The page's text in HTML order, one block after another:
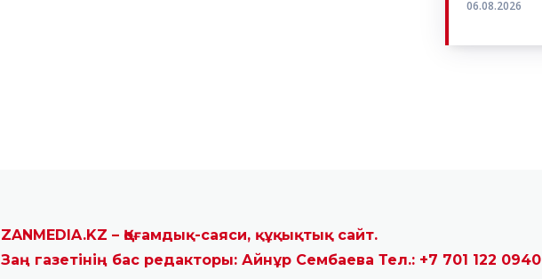
ZANMEDIA.KZ – Қоғамдық-саяси, құқықтық сайт.
Заң газетінің бас редакторы: Айнұр Сембаева Тел.: +7 701 122 0940